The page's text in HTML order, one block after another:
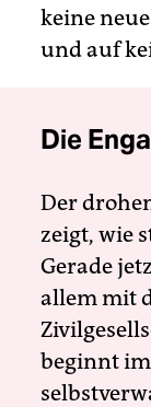
keine
und auf
Die
Der
zeigt, wie
Gerade
allem mit
beginnt